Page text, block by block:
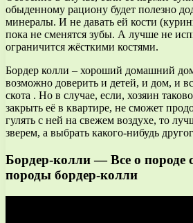
обыденному рациону будет полезно
минералы. И не давать ей кости
пока не сменятся зубы. А лучше не
ограничится жёсткими костями.
Бордер колли – хороший домашний
возможно доверить и детей, и дом, и
скота . Но в случае, если, хозяин
закрыть её в квартире, не сможет
гулять с ней на свежем воздухе, то
зверем, а выбрать какого-нибудь
Бордер-колли — Все о породе
породы бордер-колли